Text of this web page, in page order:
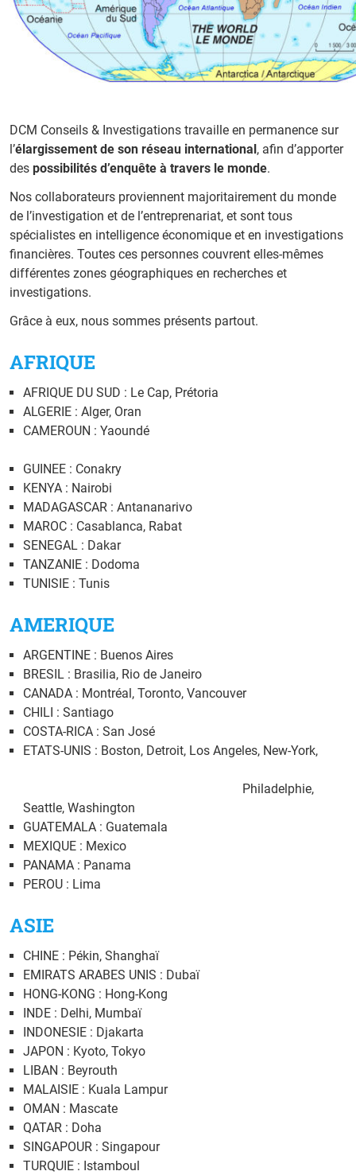
DCM Conseils & Investigations travaille en permanence sur
l’élargissement de son réseau international, afin d’apporter
des possibilités d’enquête à travers le monde.
Nos collaborateurs proviennent majoritairement du monde
de l’investigation et de l’entreprenariat, et sont tous
spécialistes en intelligence économique et en investigations
financières. Toutes ces personnes couvrent elles-mêmes
différentes zones géographiques en recherches et
investigations.
Grâce à eux, nous sommes présents partout.
AFRIQUE
AFRIQUE DU SUD : Le Cap, Prétoria
ALGERIE : Alger, Oran
CAMEROUN : Yaoundé
GUINEE : Conakry
KENYA : Nairobi
MADAGASCAR : Antananarivo
MAROC : Casablanca, Rabat
SENEGAL : Dakar
TANZANIE : Dodoma
TUNISIE : Tunis
AMERIQUE
ARGENTINE : Buenos Aires
BRESIL : Brasilia, Rio de Janeiro
CANADA : Montréal, Toronto, Vancouver
CHILI : Santiago
COSTA-RICA : San José
ETATS-UNIS : Boston, Detroit, Los Angeles, New-York,
Philadelphie,
Seattle, Washington
GUATEMALA : Guatemala
MEXIQUE : Mexico
PANAMA : Panama
PEROU : Lima
ASIE
CHINE : Pékin, Shanghaï
EMIRATS ARABES UNIS : Dubaï
HONG-KONG : Hong-Kong
INDE : Delhi, Mumbaï
INDONESIE : Djakarta
JAPON : Kyoto, Tokyo
LIBAN : Beyrouth
MALAISIE : Kuala Lampur
OMAN : Mascate
QATAR : Doha
SINGAPOUR : Singapour
TURQUIE : Istamboul